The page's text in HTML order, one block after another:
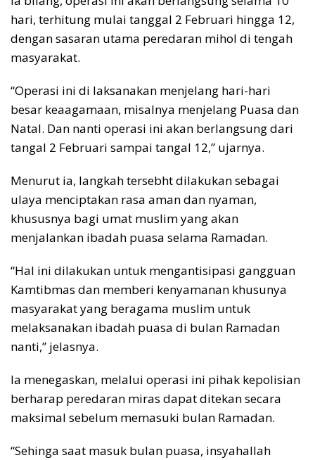
hari, terhitung mulai tanggal 2 Februari hingga 12,
dengan sasaran utama peredaran mihol di tengah
masyarakat.
“Operasi ini di laksanakan menjelang hari-hari
besar keaagamaan, misalnya menjelang Puasa dan
Natal. Dan nanti operasi ini akan berlangsung dari
tangal 2 Februari sampai tangal 12,” ujarnya.
Menurut ia, langkah tersebht dilakukan sebagai
ulaya menciptakan rasa aman dan nyaman,
khususnya bagi umat muslim yang akan
menjalankan ibadah puasa selama Ramadan.
“Hal ini dilakukan untuk mengantisipasi gangguan
Kamtibmas dan memberi kenyamanan khusunya
masyarakat yang beragama muslim untuk
melaksanakan ibadah puasa di bulan Ramadan
nanti,” jelasnya.
Ia menegaskan, melalui operasi ini pihak kepolisian
berharap peredaran miras dapat ditekan secara
maksimal sebelum memasuki bulan Ramadan.
“Sehinga saat masuk bulan puasa, insyahallah